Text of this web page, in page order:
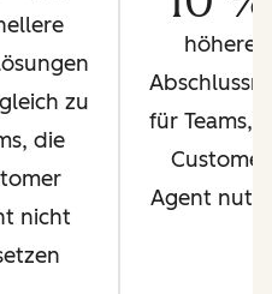
zu
die
nicht
höhere
für Teams,
Customer
Agent